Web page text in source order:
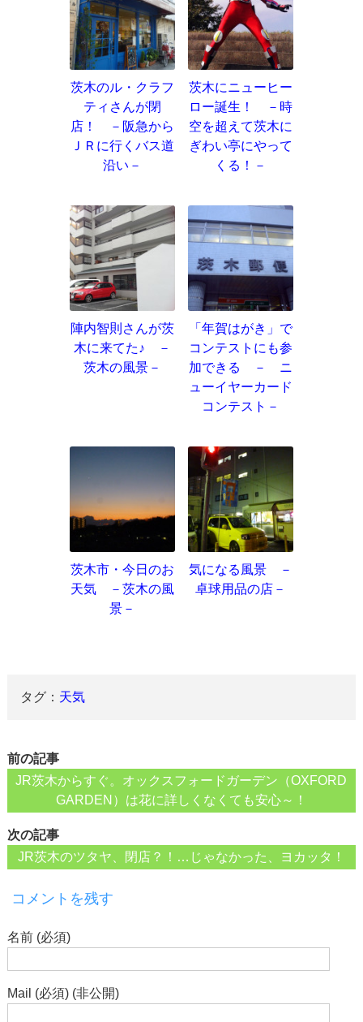
茨木のル・クラフ
ティさんが閉
店！ －阪急から
ＪＲに行くバス道
沿い－
茨木にニューヒー
ロー誕生！ －時
空を超えて茨木に
ぎわい亭にやって
くる！－
陣内智則さんが茨
木に来てた♪ －
茨木の風景－
「年賀はがき」で
コンテストにも参
加できる － ニ
ューイヤーカード
コンテスト－
茨木市・今日のお
天気 －茨木の風
景－
気になる風景 －
卓球用品の店－
タグ： 天気
前の記事
JR茨木からすぐ。オックスフォードガーデン（OXFORD
GARDEN）は花に詳しくなくても安心～！
次の記事
JR茨木のツタヤ、閉店？！…じゃなかった、ヨカッタ！
コメントを残す
名前 (必須)
Mail (必須) (非公開)